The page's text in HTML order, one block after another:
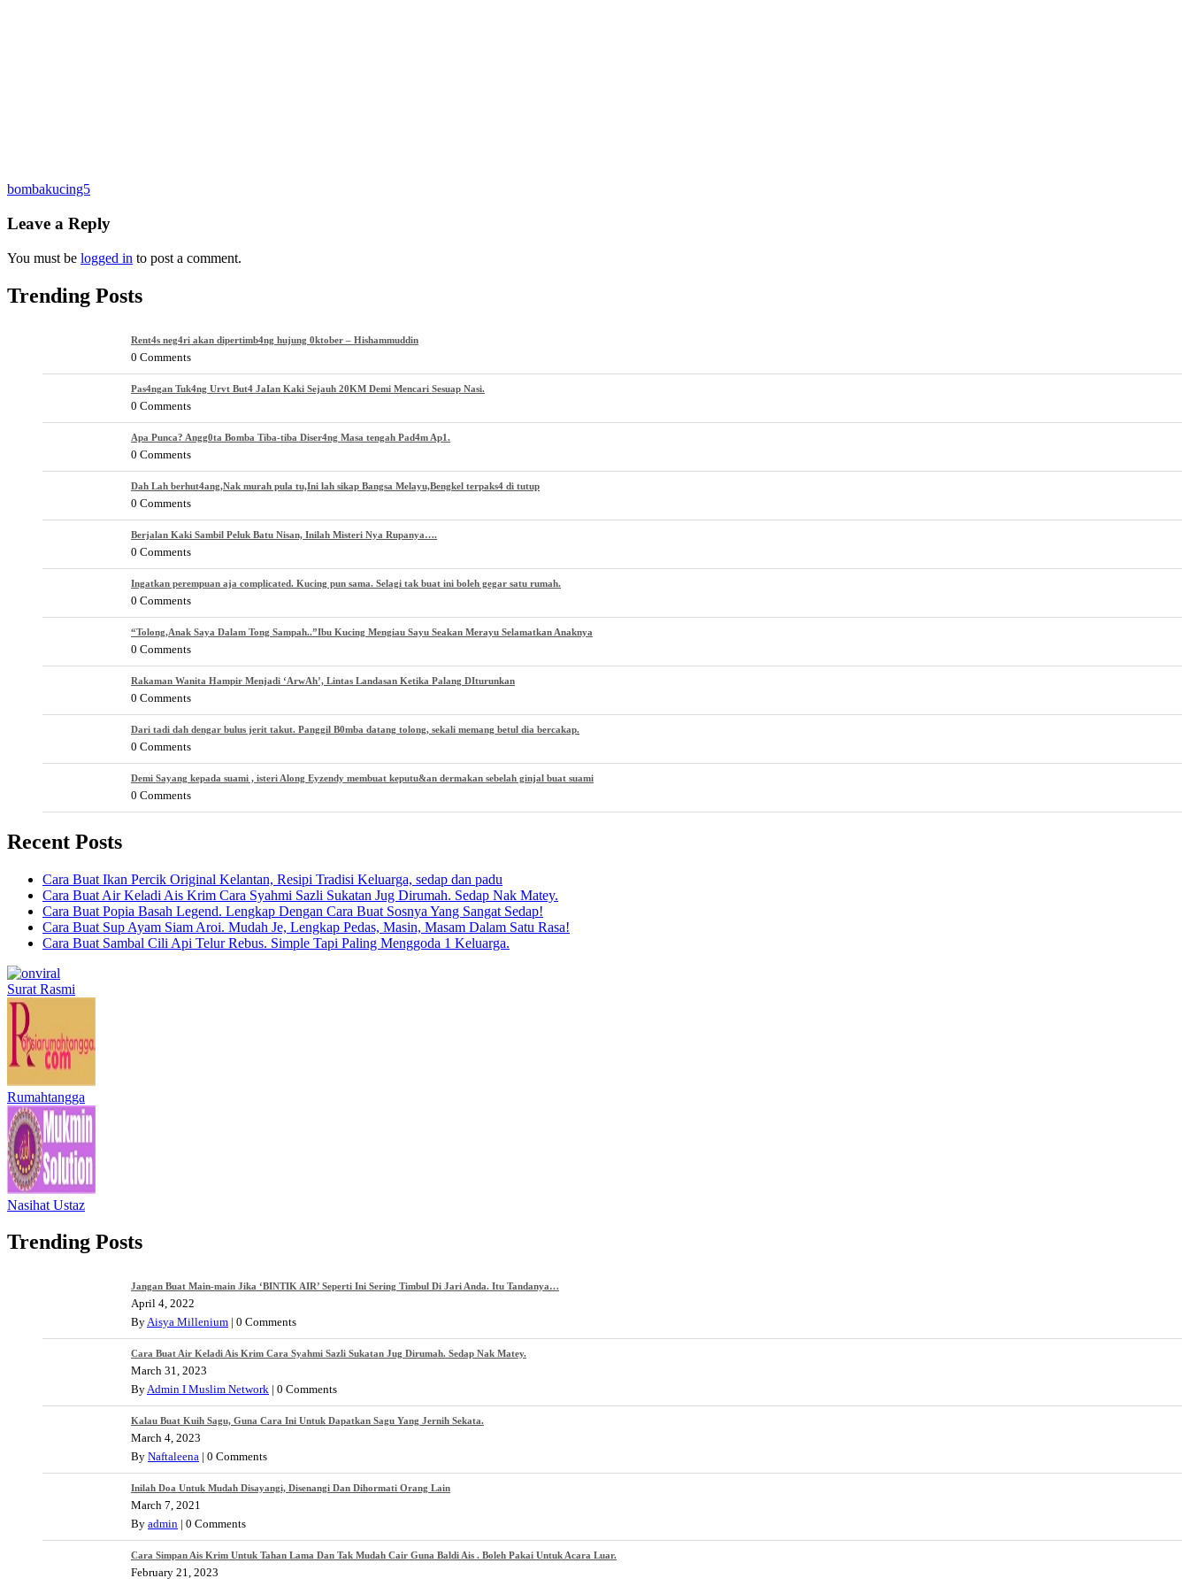
Post
navigation
bombakucing5
Leave a Reply
You must be logged in to post a comment.
Trending Posts
Rent4s neg4ri akan dipertimb4ng hujung 0ktober – Hishammuddin
0 Comments
Pas4ngan Tuk4ng Urvt But4 JaIan Kaki Sejauh 20KM Demi Mencari Sesuap Nasi.
0 Comments
Apa Punca? Angg0ta Bomba Tiba-tiba Diser4ng Masa tengah Pad4m Ap1.
0 Comments
Dah Lah berhut4ang,Nak murah pula tu,Ini lah sikap Bangsa Melayu,Bengkel terpaks4 di tutup
0 Comments
Berjalan Kaki Sambil Peluk Batu Nisan, Inilah Misteri Nya Rupanya….
0 Comments
Ingatkan perempuan aja complicated. Kucing pun sama. Selagi tak buat ini boleh gegar satu rumah.
0 Comments
“Tolong,Anak Saya Dalam Tong Sampah..”Ibu Kucing Mengiau Sayu Seakan Merayu Selamatkan Anaknya
0 Comments
Rakaman Wanita Hampir Menjadi ‘ArwAh’, Lintas Landasan Ketika Palang DIturunkan
0 Comments
Dari tadi dah dengar bulus jerit takut. Panggil B0mba datang tolong, sekali memang betul dia bercakap.
0 Comments
Demi Sayang kepada suami , isteri Along Eyzendy membuat keputu&an dermakan sebelah ginjal buat suami
0 Comments
Recent Posts
Cara Buat Ikan Percik Original Kelantan, Resipi Tradisi Keluarga, sedap dan padu
Cara Buat Air Keladi Ais Krim Cara Syahmi Sazli Sukatan Jug Dirumah. Sedap Nak Matey.
Cara Buat Popia Basah Legend. Lengkap Dengan Cara Buat Sosnya Yang Sangat Sedap!
Cara Buat Sup Ayam Siam Aroi. Mudah Je, Lengkap Pedas, Masin, Masam Dalam Satu Rasa!
Cara Buat Sambal Cili Api Telur Rebus. Simple Tapi Paling Menggoda 1 Keluarga.
Surat Rasmi
Rumahtangga
Nasihat Ustaz
Trending Posts
Jangan Buat Main-main Jika ‘BINTIK AIR’ Seperti Ini Sering Timbul Di Jari Anda. Itu Tandanya…
April 4, 2022
ByAisya Millenium | 0 Comments
Cara Buat Air Keladi Ais Krim Cara Syahmi Sazli Sukatan Jug Dirumah. Sedap Nak Matey.
March 31, 2023
ByAdmin I Muslim Network | 0 Comments
Kalau Buat Kuih Sagu, Guna Cara Ini Untuk Dapatkan Sagu Yang Jernih Sekata.
March 4, 2023
By Naftaleena | 0 Comments
Inilah Doa Untuk Mudah Disayangi, Disenangi Dan Dihormati Orang Lain
March 7, 2021
By admin | 0 Comments
Cara Simpan Ais Krim Untuk Tahan Lama Dan Tak Mudah Cair Guna Baldi Ais . Boleh Pakai Untuk Acara Luar.
February 21, 2023